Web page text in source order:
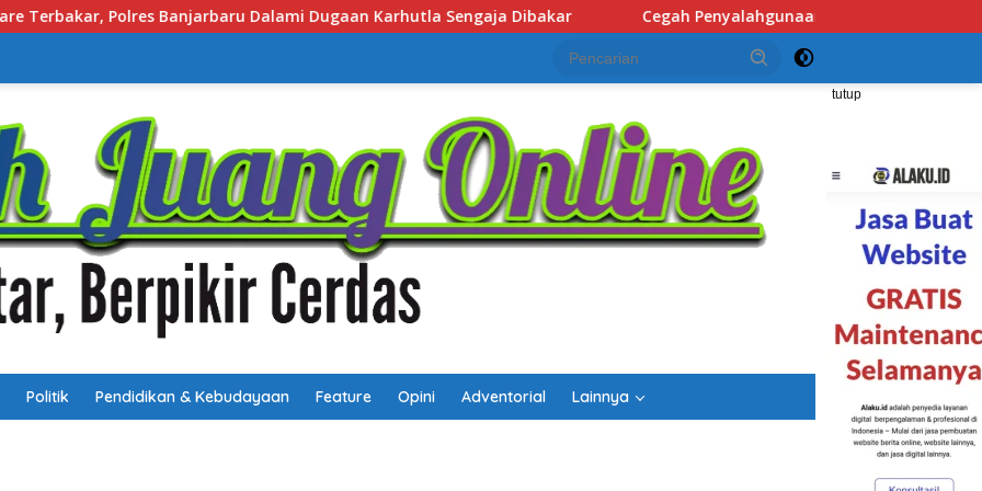
Karhutla Sengaja Dibakar Cegah Penyalahgunaan Narkoba, Polsek Banjarbaru Utara Laksanakan Tes Urine
tutup
Politik Pendidikan & Kebudayaan Feature Opini Adventorial Lainnya